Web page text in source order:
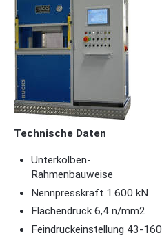
Technische Daten
Unterkolben-
Rahmenbauweise
Nennpresskraft 1.600 kN
Flächendruck 6,4 n/mm2
Feindruckeinstellung 43-160